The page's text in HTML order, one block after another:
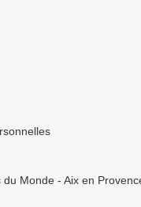
du Monde - Aix en